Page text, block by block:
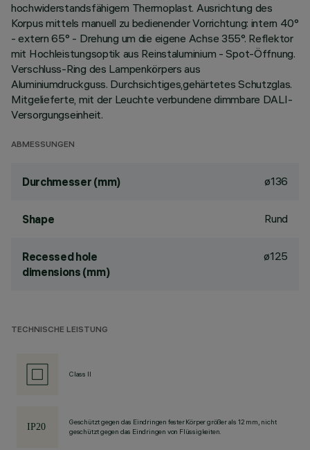
hochwiderstandsfähigem Thermoplast. Ausrichtung des
Korpus mittels manuell zu bedienender Vorrichtung: intern 40°
- extern 65° - Drehung um die eigene Achse 355°. Reflektor
mit Hochleistungsoptik aus Reinstaluminium - Spot-Öffnung.
Verschluss-Ring des Lampenkörpers aus
Aluminiumdruckguss. Durchsichtiges,gehärtetes Schutzglas.
Mitgelieferte, mit der Leuchte verbundene dimmbare DALI-
Versorgungseinheit.
ABMESSUNGEN
Durchmesser (mm) ø136
Shape Rund
Recessed hole
dimensions (mm)
ø125
TECHNISCHE LEISTUNG
Class II
Geschützt gegen das Eindringen fester Körper größer als 12 mm, nicht
geschützt gegen das Eindringen von Flüssigkeiten.